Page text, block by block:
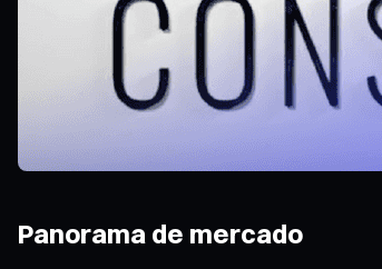
Panorama de mercado